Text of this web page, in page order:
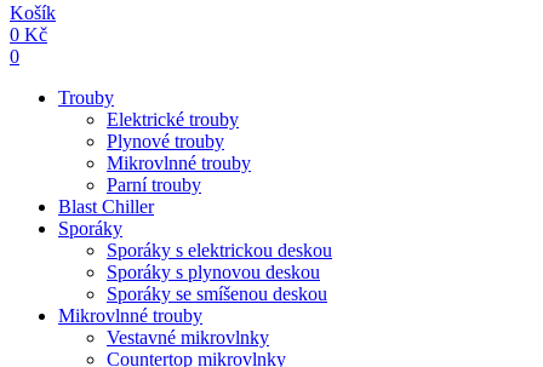
Košík
0 Kč
0
Trouby
Elektrické trouby
Plynové trouby
Mikrovlnné trouby
Parní trouby
Blast Chiller
Sporáky
Sporáky s elektrickou deskou
Sporáky s plynovou deskou
Sporáky se smíšenou deskou
Mikrovlnné trouby
Vestavné mikrovlnky
Countertop mikrovlnky